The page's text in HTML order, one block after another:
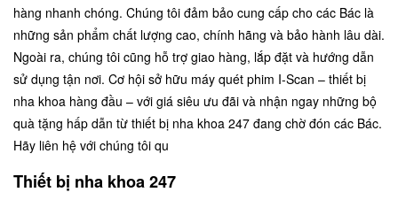
hàng nhanh chóng. Chúng tôi đảm bảo cung cấp cho các Bác là
những sản phẩm chất lượng cao, chính hãng và bảo hành lâu dài.
Ngoài ra, chúng tôi cũng hỗ trợ giao hàng, lắp đặt và hướng dẫn
sử dụng tận nơi. Cơ hội sở hữu máy quét phim I-Scan – thiết bị
nha khoa hàng đầu – với giá siêu ưu đãi và nhận ngay những bộ
quà tặng hấp dẫn từ thiết bị nha khoa 247 đang chờ đón các Bác.
Hãy liên hệ với chúng tôi qu
Thiết bị nha khoa 247